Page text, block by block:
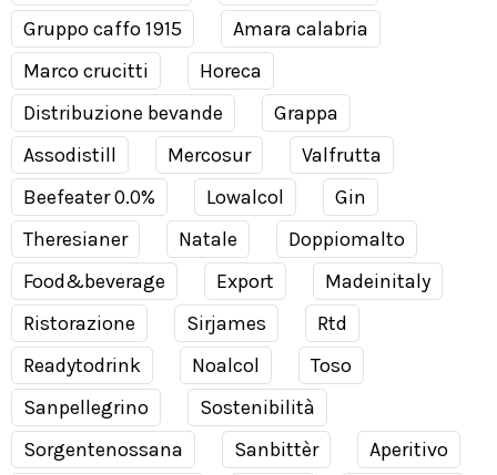
Gruppo caffo 1915
Amara calabria
Marco crucitti
Horeca
Distribuzione bevande
Grappa
Assodistill
Mercosur
Valfrutta
Beefeater 0.0%
Lowalcol
Gin
Theresianer
Natale
Doppiomalto
Food&beverage
Export
Madeinitaly
Ristorazione
Sirjames
Rtd
Readytodrink
Noalcol
Toso
Sanpellegrino
Sostenibilità
Sorgentenossana
Sanbittèr
Aperitivo